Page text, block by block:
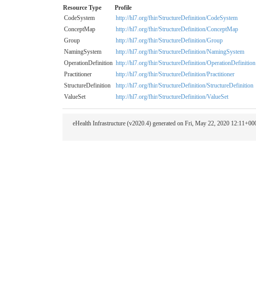
Resource Type Profile
CodeSystem
http://hl7.org/fhir/StructureDefinition/CodeSystem
ConceptMap
http://hl7.org/fhir/StructureDefinition/ConceptMap
Group
http://hl7.org/fhir/StructureDefinition/Group
NamingSystem
http://hl7.org/fhir/StructureDefinition/NamingSystem
OperationDefinition http://hl7.org/fhir/StructureDefinition/OperationDefinition
Practitioner
http://hl7.org/fhir/StructureDefinition/Practitioner
StructureDefinition
http://hl7.org/fhir/StructureDefinition/StructureDefinition
ValueSet
http://hl7.org/fhir/StructureDefinition/ValueSet
eHealth Infrastructure (v2020.4) generated on Fri, May 22, 2020